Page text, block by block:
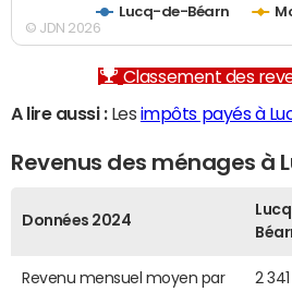
Lucq-de-Béarn
© JDN 2026
Classement des
A lire aussi :Les impôts payés à
Revenus des ménages à
Données 2024
Revenu mensuel moyen par
2